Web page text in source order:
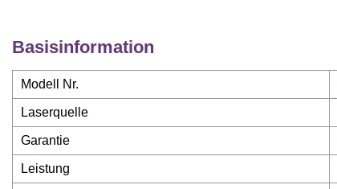
Basisinformation
Modell Nr.
Laserquelle
Garantie
Leistung